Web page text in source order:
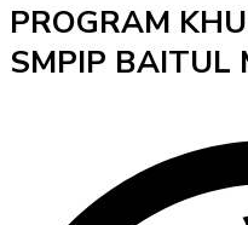
PROGRAM
SMPIP BAITUL